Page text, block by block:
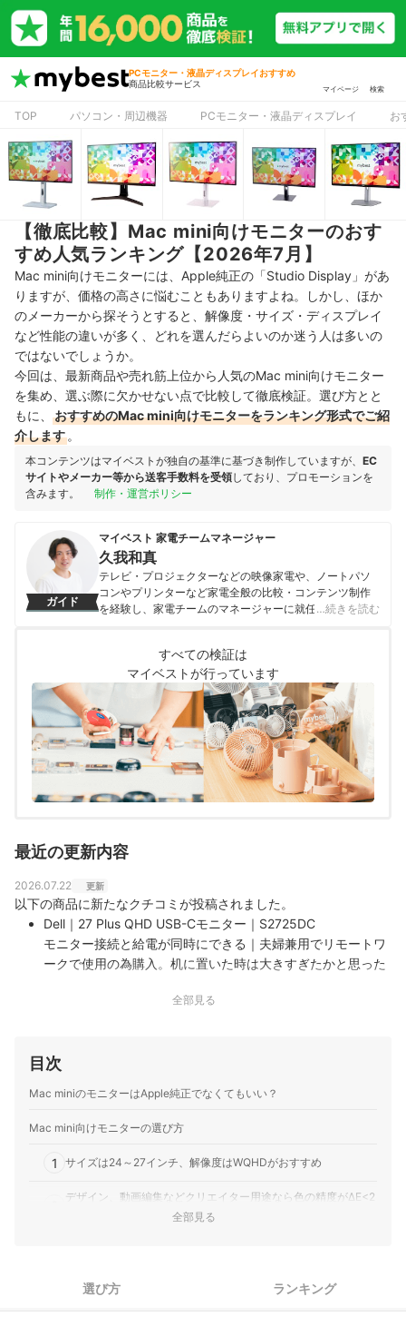
PCモニター・液晶ディスプレイおすすめ
商品比較サービス
マイページ 検索
TOP パソコン・周辺機器 PCモニター・液晶ディスプレイ お
【徹底比較】Mac mini向けモニターのおす
すめ人気ランキング【2026年7月】
Mac mini向けモニターには、Apple純正の「Studio Display」があ
りますが、価格の高さに悩むこともありますよね。しかし、ほか
のメーカーから探そうとすると、 解像度・サイズ・ディスプレイ
など性能の違いが多く、どれを選んだらよいのか迷う人は多いの
ではないでしょうか。
今回は、最新商品や売れ筋上位から人気のMac mini向けモニター
を集め、選ぶ際に欠かせない点で比較して徹底検証。選び方とと
もに、
おすすめのMac mini向けモニターをランキング形式でご紹
介します 。
本コンテンツはマイベストが独自の基準に基づき制作していますが、 EC
サイトやメーカー等から送客手数料を受領しており、プロモーションを
含みます。
制作・運営ポリシー
ガイド
マイベスト 家電チームマネージャー
久我和真
テレビ・プロジェクターなどの映像家電や、ノートパソ
コンやプリンターなど家電全般の比較・コンテンツ制作
を経験し、家電チームのマネージャーに就任。キャリブ
ストに取り組んだりしてきた。「ユーザーにとってベス
トな選択体験を提供する」ことを心がけて、コンテンツ
制作を行っている。
久我和真のプロフィール
…続きを読む
すべての検証は
マイベストが行っています
最近の更新内容
2026.07.22 更新
以下の商品に新たなクチコミが投稿されました。
Dell｜27 Plus QHD USB-Cモニター｜S2725DC
モニター接続と給電が同時にできる｜夫婦兼用でリモートワ
ークで使用の為購入。机に置いた時は大きすぎたかと思った
全部見る
目次
Mac miniのモニターはApple純正でなくてもいい？
Mac mini向けモニターの選び方
1 サイズは24～27インチ、解像度はWQHDがおすすめ
デザイン、動画編集などクリエイター用途なら色の精度がΔE<2
モニターの見やすさがアップする、高さ・角度が調整できるも
のをチェック
全部見る
選び方 ランキング